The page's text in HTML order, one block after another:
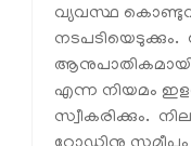
വ്യവസ്ഥ
നടപടിയെടുക്കും.
ആനുപാതികമായി
എന്ന നിയമം
സ്വീകരിക്കും.